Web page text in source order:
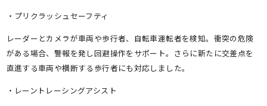
・プリクラッシュセーフティ
レーダーとカメラが車両や歩行者、自転車運転者を検知。衝突の危険
がある場合、警報を発し回避操作をサポート。さらに新たに交差点を
直進する車両や横断する歩行者にも対応しました。
・レーントレーシングアシスト